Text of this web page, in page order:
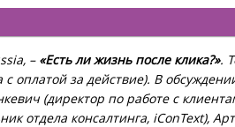
– «Есть ли жизнь после клика?».
с оплатой за действие). В
(директор по работе с
отдела консалтинга, iConText),